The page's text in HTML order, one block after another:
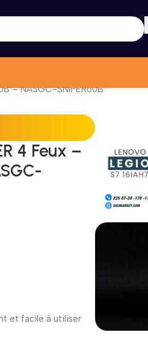
– NASGC-SNIPER60B
4 Feux –
et facile à utiliser